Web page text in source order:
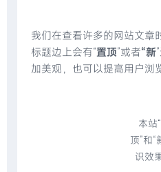
我们在查看许多的网站文章
标题边上会有“置顶”或者“新
加美观，也可以提高用户浏
本站
顶”和“
识效